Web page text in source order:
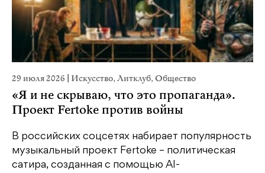
29 июля 2026 Искусство,Литклуб,Общество
«Я и не скрываю, что это пропаганда».
Проект Fertoke против войны
В российских соцсетях набирает популярность
музыкальный проект Fertoke – политическая
сатира, созданная с помощью AI-